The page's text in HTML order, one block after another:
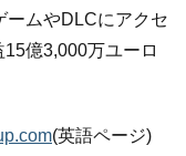
ームやDLCにアクセ
億3,000万ユーロ
(英語ページ)